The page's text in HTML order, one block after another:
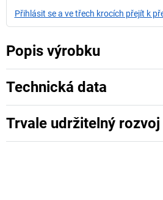
Přihlásit se a ve třech krocích přejít k
Popis výrobku
Technická data
Trvale udržitelný rozvoj